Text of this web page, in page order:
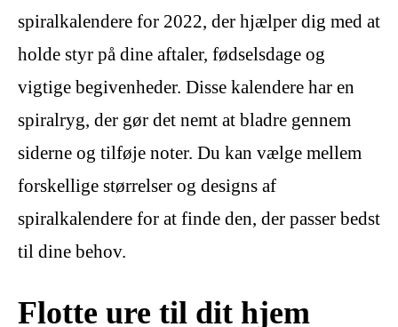
spiralkalendere for 2022, der hjælper dig med at
holde styr på dine aftaler, fødselsdage og
vigtige begivenheder. Disse kalendere har en
spiralryg, der gør det nemt at bladre gennem
siderne og tilføje noter. Du kan vælge mellem
forskellige størrelser og designs af
spiralkalendere for at finde den, der passer bedst
til dine behov.
Flotte ure til dit hjem